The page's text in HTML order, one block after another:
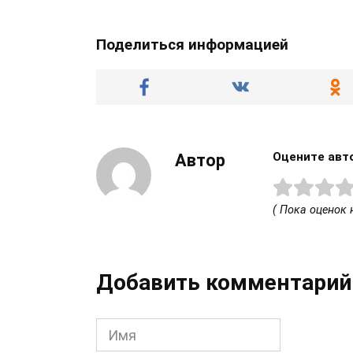
Поделиться информацией
Автор Оцените
( Пока оценок
Добавить комментарий
Имя